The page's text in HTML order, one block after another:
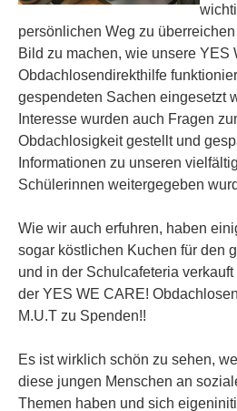
persönlichen Weg zu
Bild zu machen, wie unsere YES
Obdachlosendirekthilfe
gespendeten Sachen eingesetzt
Interesse wurden auch Fragen
Obdachlosigkeit gestellt und
Informationen zu unseren
Schülerinnen weitergegeben
Wie wir auch erfuhren, haben
sogar köstlichen Kuchen für den
und in der Schulcafeteria
der YES WE CARE!
M.U.T zu Spenden!!
Es ist wirklich schön zu sehen,
diese jungen Menschen an
Themen haben und sich